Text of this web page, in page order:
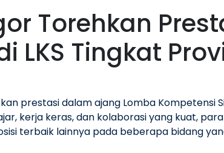
Torehkan
LKS Tingkat
prestasi dalam ajang Lomba Kompetensi
kerja keras, dan kolaborasi yang kuat,
terbaik lainnya pada beberapa bidang